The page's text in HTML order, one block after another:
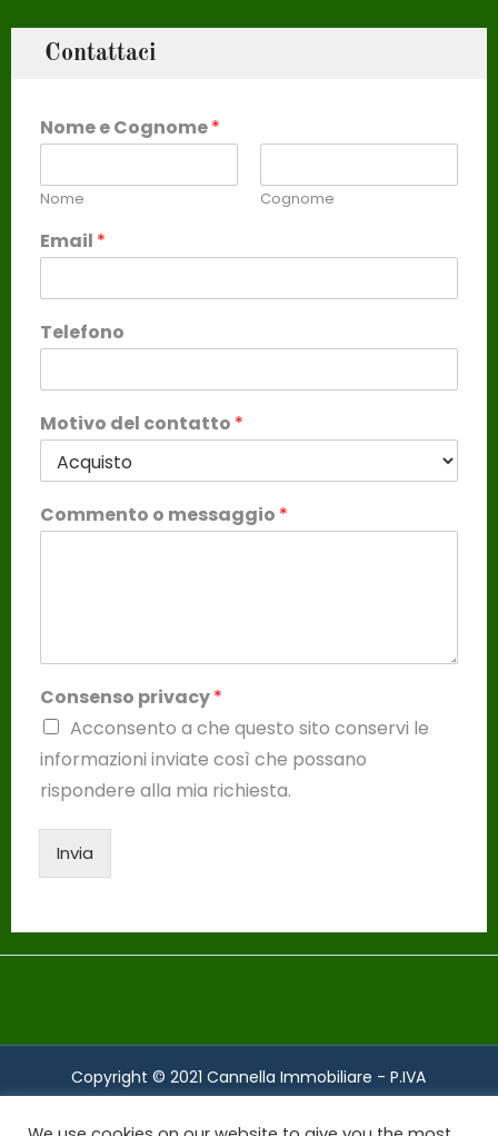
Contattaci
Nome e Cognome*
Nome Cognome
Email *
Telefono
Motivo del contatto *
Commento o messaggio *
Consenso privacy*
Acconsento a che questo sito conservi le
informazioni inviate così che possano
rispondere alla mia richiesta.
Invia
Copyright © 2021 Cannella Immobiliare - P.IVA